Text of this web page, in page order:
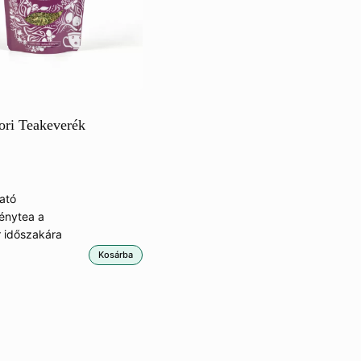
Teakeverék
a
Kosárba